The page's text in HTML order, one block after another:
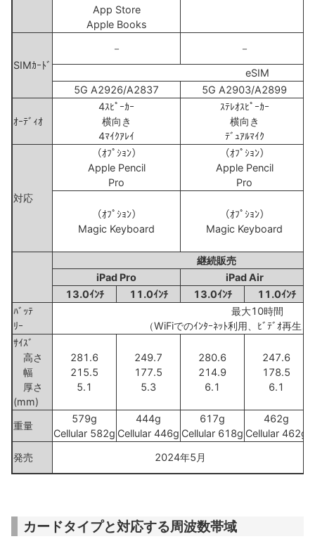
App Store
Apple Books
SIMｶｰﾄﾞ
－ －
eSIM
5G A2926/A2837
5G A2903/A2899
ｵｰﾃﾞｨｵ
4ｽﾋﾟｰｶｰ
横向き
4ﾏｲｸｱﾚｲ
ｽﾃﾚｵｽﾋﾟｰｶｰ
横向き
ﾃﾞｭｱﾙﾏｲｸ
対応
（ｵﾌﾟｼｮﾝ）
Apple Pencil
Pro
（ｵﾌﾟｼｮﾝ）
Apple Pencil
Pro
（ｵﾌﾟｼｮﾝ）
Magic Keyboard
（ｵﾌﾟｼｮﾝ）
Magic Keyboard
継続販売
iPad Pro
iPad Air
13.0ｲﾝﾁ
11.0ｲﾝﾁ 13.0ｲﾝﾁ
11.0ｲﾝﾁ
ﾊﾞｯﾃ
ﾘｰ
最大10時間
（WiFiでのｲﾝﾀｰﾈｯﾄ利用、ﾋﾞﾃﾞｵ再生
ｻｲｽﾞ
高さ
幅
厚さ
(mm)
281.6
215.5
5.1
249.7
177.5
5.3
280.6
214.9
6.1
247.6
178.5
6.1
重量
579g
Cellular 582g
444g
Cellular 446g
617g
Cellular 618g
462g
Cellular 462g
発売
2024年5月
カードタイプと対応する周波数帯域